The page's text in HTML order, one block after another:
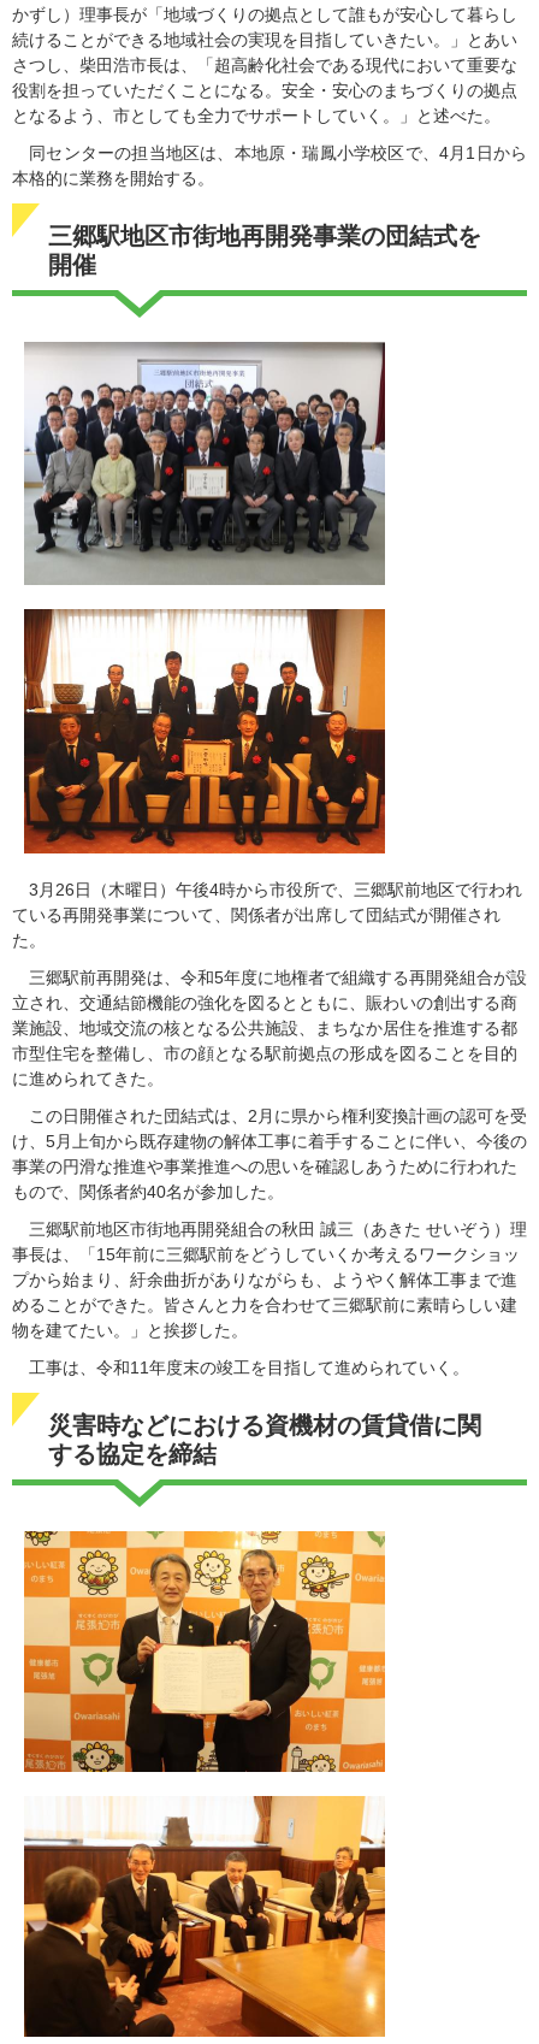
かずし）理事長が「地域づくりの拠点として誰もが安心して暮らし
続けることができる地域社会の実現を目指していきたい。」とあい
さつし、柴田浩市長は、「超高齢化社会である現代において重要な
役割を担っていただくことになる。安全・安心のまちづくりの拠点
となるよう、市としても全力でサポートしていく。」と述べた。
同センターの担当地区は、本地原・瑞鳳小学校区で、4月1日から
本格的に業務を開始する。
三郷駅地区市街地再開発事業の団結式を
開催
3月26日（木曜日）午後4時から市役所で、三郷駅前地区で行われ
ている再開発事業について、関係者が出席して団結式が開催され
た。
三郷駅前再開発は、令和5年度に地権者で組織する再開発組合が設
立され、交通結節機能の強化を図るとともに、賑わいの創出する商
業施設、地域交流の核となる公共施設、まちなか居住を推進する都
市型住宅を整備し、市の顔となる駅前拠点の形成を図ることを目的
に進められてきた。
この日開催された団結式は、2月に県から権利変換計画の認可を受
け、5月上旬から既存建物の解体工事に着手することに伴い、今後の
事業の円滑な推進や事業推進への思いを確認しあうために行われた
もので、関係者約40名が参加した。
三郷駅前地区市街地再開発組合の秋田 誠三（あきた せいぞう）理
事長は、「15年前に三郷駅前をどうしていくか考えるワークショッ
プから始まり、紆余曲折がありながらも、ようやく解体工事まで進
めることができた。皆さんと力を合わせて三郷駅前に素晴らしい建
物を建てたい。」と挨拶した。
工事は、令和11年度末の竣工を目指して進められていく。
災害時などにおける資機材の賃貸借に関
する協定を締結